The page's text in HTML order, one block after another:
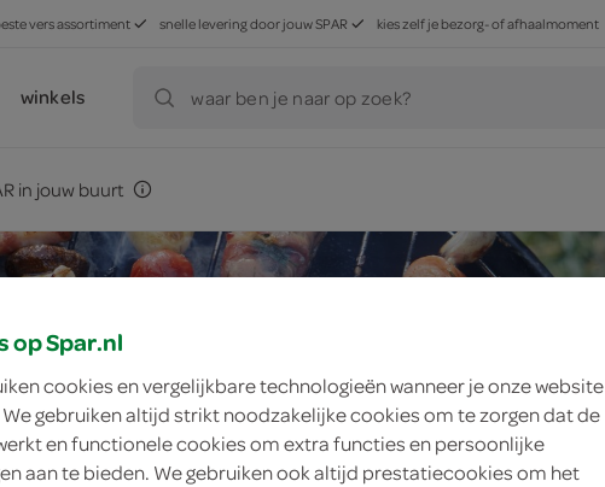
vers assortiment snelle levering door jouw SPAR kies zelf je bezorg- of afhaalmoment
winkels waar ben je naar op zoek?
in jouw buurt
op Spar.nl
cookies en vergelijkbare technologieën wanneer je onze website
gebruiken altijd strikt noodzakelijke cookies om te zorgen dat de
en functionele cookies om extra functies en persoonlijke
aan te bieden. We gebruiken ook altijd prestatiecookies om het